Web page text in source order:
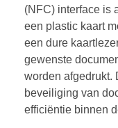
(NFC) interface is
een plastic kaart
een dure
gewenste
worden afgedrukt.
beveiliging van
efficiëntie binnen